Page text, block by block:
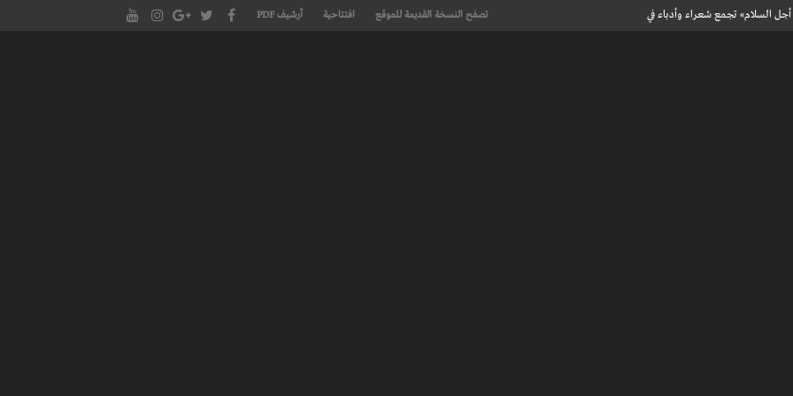
السلام» تجمع شعراء وأدباء في تصفح النسخة القديمة للموقع افتتاحية أرشيف PDF